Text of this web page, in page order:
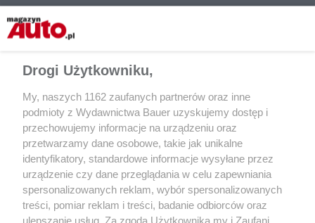
AKTUALNOŚCI
Sprzedaż aut w Europie wciąż
spada. Volkswagen nadal marką
numer 1
AKTUALNOŚCI
Peugeot 208
nowym autem w
kwartale 2022 r.
Drogi Użytkowniku,
My, naszych 1162 zaufanych partnerów oraz inne
podmioty z Wydawnictwa Bauer uzyskujemy dostęp i
przechowujemy informacje na urządzeniu oraz
przetwarzamy dane osobowe, takie jak unikalne
identyfikatory, standardowe informacje wysyłane przez
urządzenie czy dane przeglądania w celu zapewniania
spersonalizowanych reklam, wybór spersonalizowanych
treści, pomiar reklam i treści, badanie odbiorców oraz
ulepszanie usług. Za zgodą Użytkownika my i Zaufani